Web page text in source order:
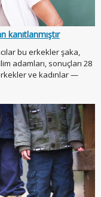
kanıtlanmıştır
bu erkekler şaka,
adamları, sonuçları 28
ve kadınlar —